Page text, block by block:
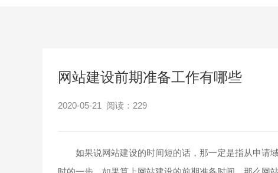
网站建设前期准备工作有哪些
2020-05-21 阅读： 229
如果说网站建设的时间短的话，那一定是指从申请